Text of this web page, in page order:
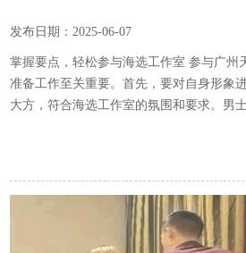
发布日期：2025-06-07
掌握要点，轻松参与海选工作室 参与广州
准备工作至关重要。首先，要对自身形象
大方，符合海选工作室的氛围和要求。男